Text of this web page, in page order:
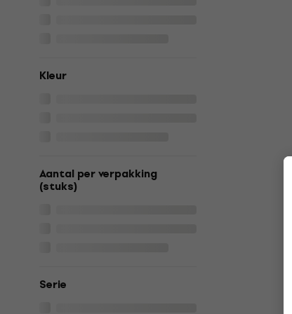
Kleur
Aantal per verpakking
(stuks)
Serie